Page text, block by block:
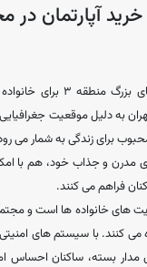
آپارتمان
خرید آپارتمان در مجتمع‌
به دلیل موقعیت
برای زندگی به شمار می
و جذاب خود، هم با
فراهم می ‌کنند.
های خانواده ‌ها است و
بسته، ساکنان احساس